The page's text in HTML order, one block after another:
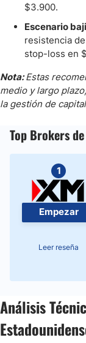
$3.900.
Escenario
resistencia
stop-loss en
Nota:Estas
medio y largo
la gestión de
Top Brokers
1
Empezar
Leer reseña
Análisis